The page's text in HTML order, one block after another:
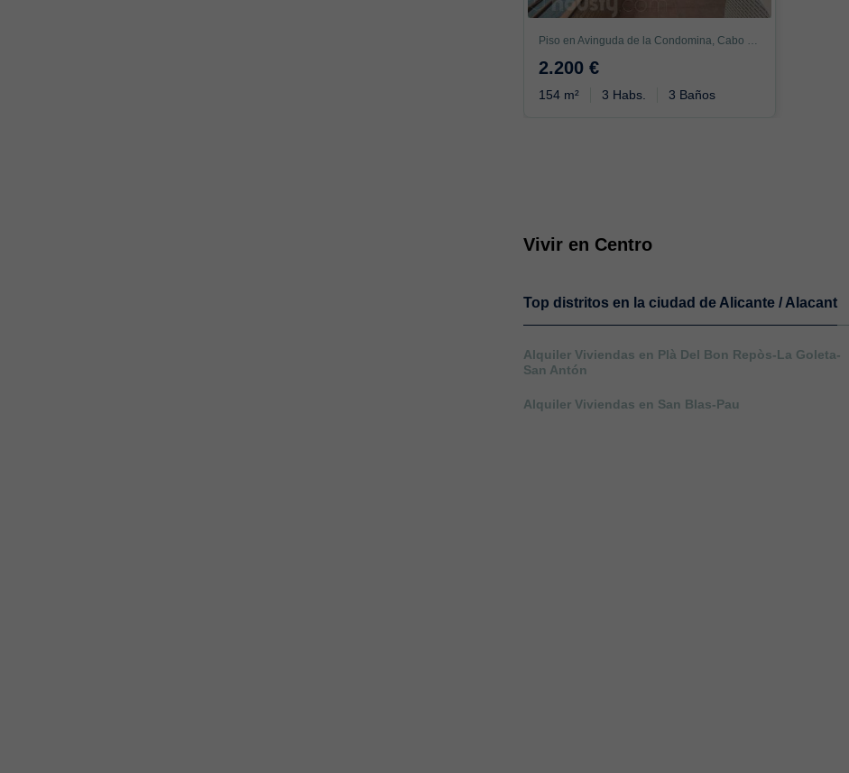
Piso en Avinguda de la Condomina, Cabo de las Huertas, Alicante / Alacant
2.200 €
154 m² 3 Habs. 3 Baños
Vivir en Centro
Top distritos en la ciudad de Alicante / Alacant
Alquiler Viviendas en Plà Del Bon Repòs-La Goleta-
San Antón
Alquiler Viviendas en San Blas-Pau